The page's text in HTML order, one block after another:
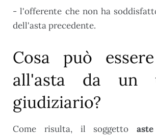
- l'offerente che non ha
dell'asta precedente.
Cosa può
all'asta da un
giudiziario?
Come risulta, il soggetto